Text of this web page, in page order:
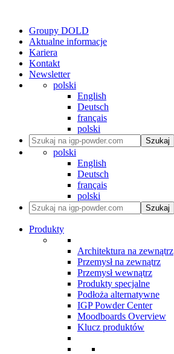
Groupy DOLD
Aktualne informacje
Kariera
Kontakt
Newsletter
polski
English
Deutsch
français
polski
Szukaj
polski
English
Deutsch
français
polski
Szukaj
Produkty
Architektura na zewnątrz
Przemysł na zewnątrz
Przemysł wewnątrz
Produkty specjalne
Podłoża alternatywne
IGP Powder Center
Moodboards Overview
Klucz produktów